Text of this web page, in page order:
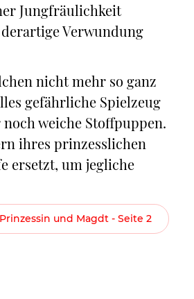
Jungfräulichkeit
Verwundung
nicht mehr so ganz
gefährliche Spielzeug
weiche Stoffpuppen.
ihres prinzesslichen
ersetzt, um jegliche
Prinzessin und Magdt - Seite 2